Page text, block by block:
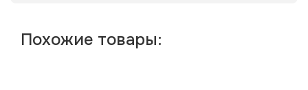
Похожие товары: